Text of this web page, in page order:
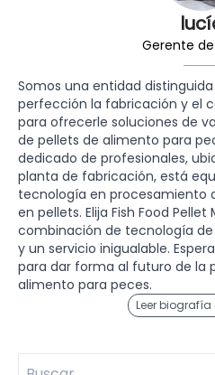
Gerente
Somos una entidad
perfección la fabricación y el
para ofrecerle soluciones de
de pellets de alimento para
dedicado de profesionales,
planta de fabricación, está
tecnología en procesamiento
en pellets. Elija Fish Food
combinación de tecnología
y un servicio inigualable.
para dar forma al futuro de la
alimento para peces.
Leer